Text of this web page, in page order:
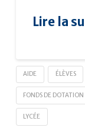
Lire la
AIDE ÉLÈVES
FONDS DE DOTATION
LYCÉE